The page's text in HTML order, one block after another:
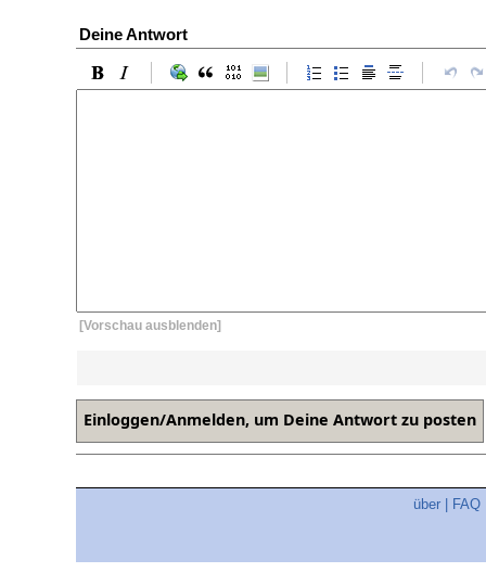
Deine Antwort
[Vorschau ausblenden]
über FAQ